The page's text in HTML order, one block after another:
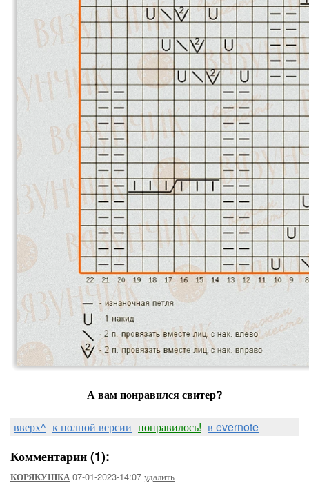
А вам понравился свитер?
вверх^ к полной версии понравилось! в evernote
Комментарии (1):
КОРЯКУШКА 07-01-2023-14:07 удалить